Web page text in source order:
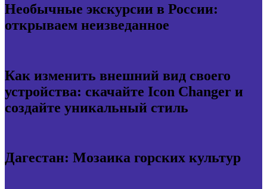
Необычные экскурсии в России:
открываем неизведанное
Как изменить внешний вид своего
устройства: скачайте Icon Changer и
создайте уникальный стиль
Дагестан: Мозаика горских культур